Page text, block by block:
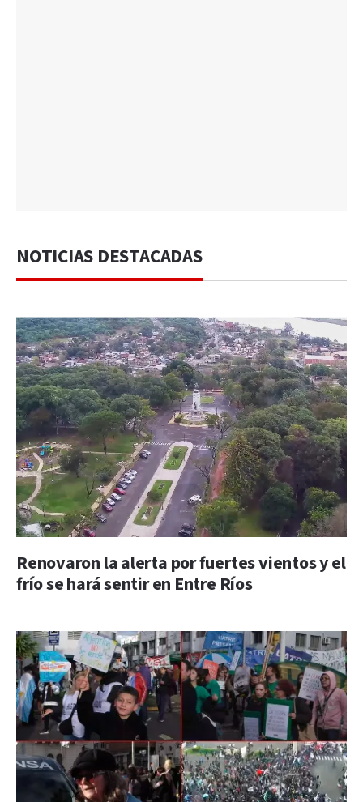
NOTICIAS DESTACADAS
Renovaron la alerta por fuertes vientos y el
frío se hará sentir en Entre Ríos